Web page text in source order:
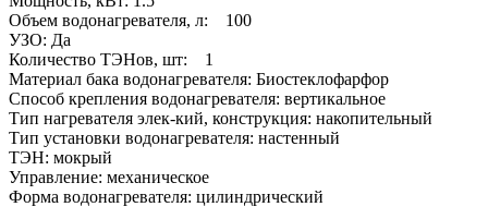
Объем водонагревателя, л: 100
УЗО: Да
Количество ТЭНов, шт: 1
Материал бака водонагревателя: Биостеклофарфор
Способ крепления водонагревателя: вертикальное
Тип нагревателя элек-кий, конструкция: накопительный
Тип установки водонагревателя: настенный
ТЭН: мокрый
Управление: механическое
Форма водонагревателя: цилиндрический